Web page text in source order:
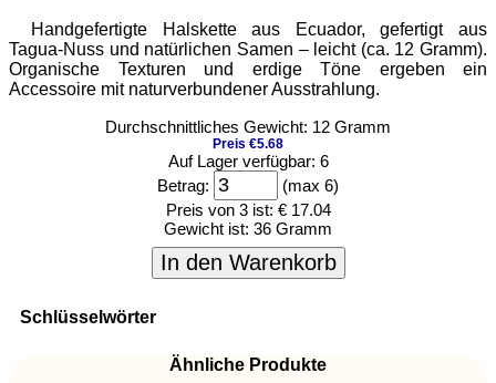
Handgefertigte Halskette aus Ecuador, gefertigt aus
Tagua-Nuss und natürlichen Samen – leicht (ca. 12 Gramm).
Organische Texturen und erdige Töne ergeben ein
Accessoire mit naturverbundener Ausstrahlung.
Durchschnittliches Gewicht: 12 Gramm
Preis €5.68
Auf Lager verfügbar: 6
Betrag:
(max 6)
Preis von 3 ist: € 17.04
Gewicht ist: 36 Gramm
In den Warenkorb
Schlüsselwörter
Ähnliche Produkte